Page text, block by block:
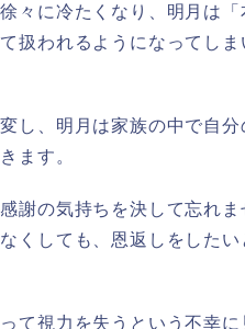
々に冷たくなり、明月は「
扱われるようになってしま
し、明月は家族の中で自分
ます。
謝の気持ちを決して忘れま
くしても、恩返しをしたい
て視力を失うという不幸に